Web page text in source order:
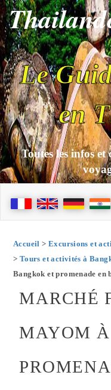
Le
en
Toutes les infos
Accueil > Excursions et
> Tours et activités à
Bangkok et promenade en
MARCHÉ
MAYOM